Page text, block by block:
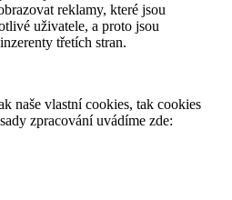
reklamy, které jsou
uživatele, a proto jsou
třetích stran.
naše vlastní cookies, tak cookies
zpracování uvádíme zde: